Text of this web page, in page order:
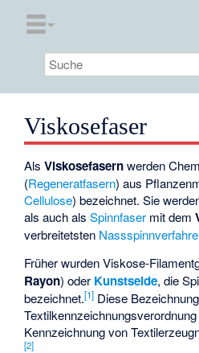
Viskosefaser
AlsViskosefasernwerden
(Regeneratfasern) aus
Cellulose) bezeichnet. Sie
als auch alsSpinnfaser mit dem
verbreitetsten
Früher wurden Viskose-
Rayon) oder Kunstseide, die
bezeichnet.[1] Diese
Kennzeichnung von
[2]